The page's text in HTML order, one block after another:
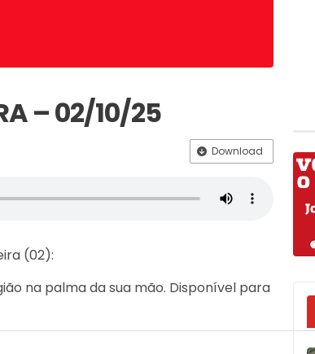
– 02/10/25
Download
(02):
na palma da sua mão. Disponível para